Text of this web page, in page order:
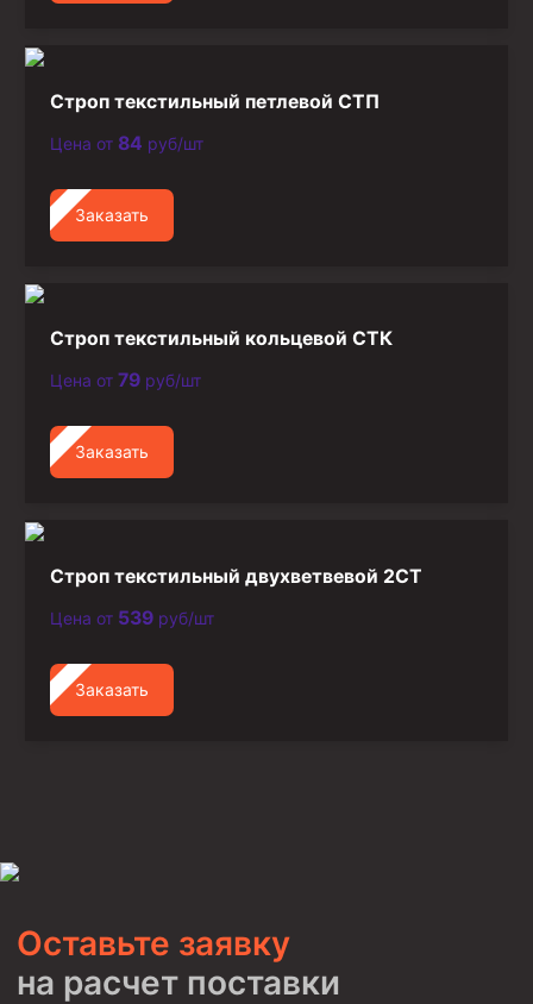
Строп текстильный петлевой СТП
Цена от 84 руб/шт
Заказать
Строп текстильный кольцевой СТК
Цена от 79 руб/шт
Заказать
Строп текстильный двухветвевой 2СТ
Цена от 539 руб/шт
Заказать
Оставьте заявку
на расчет поставки